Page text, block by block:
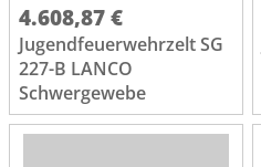
4.608,87 €
Jugendfeuerwehrzelt SG
227-B LANCO
Schwergewebe